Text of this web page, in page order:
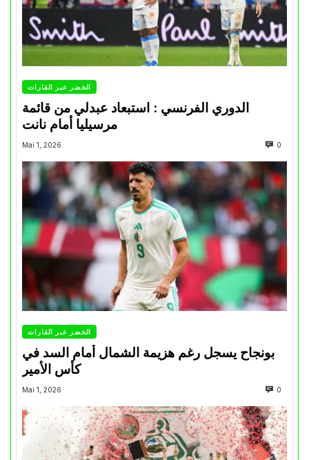
الخضر عبر القارات
الدوري الفرنسي : استبعاد عبدلي من قائمة
مرسيليا أمام نانت
Mai 1, 2026 0
الخضر عبر القارات
بونجاح يسجل رغم هزيمة الشمال أمام السد في
كأس الأمير
Mai 1, 2026 0